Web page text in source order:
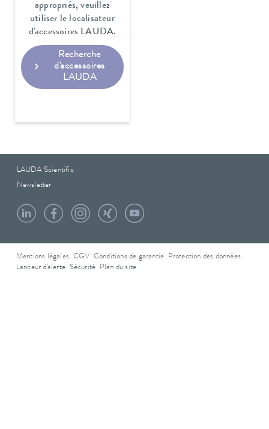
appropriés, veuillez
utiliser le localisateur
d'accessoires LAUDA.
Recherche
d'accessoires
LAUDA
LAUDA Scientific
Newsletter
Mentions légales CGV Conditions de garantie
Protection des données
Lanceur d'alerte Sécurité Plan du site